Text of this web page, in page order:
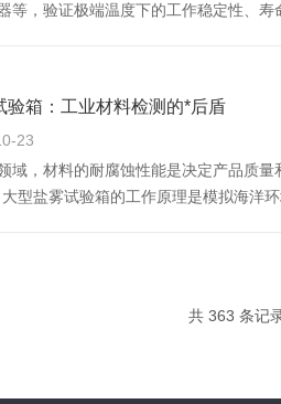
等，验证极端温度下的工作稳定性、
验箱：工业材料检测的*后盾
23
域，材料的耐腐蚀性能是决定产品质
型盐雾试验箱的工作原理是模拟海洋
共 363 条记